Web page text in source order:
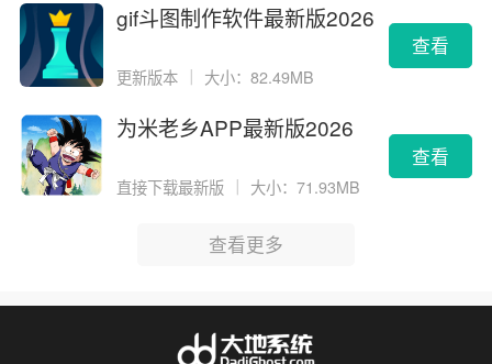
gif斗图制作软件最新版2026
更新版本 ｜ 大小：82.49MB
查看
为米老乡APP最新版2026
直接下载最新版 大小：71.93MB
查看
查看更多